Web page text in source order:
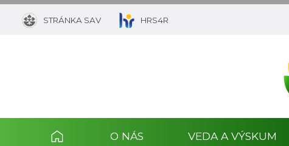
STRÁNKA SAV HRS4R
O NÁS VEDA A VÝSKUM